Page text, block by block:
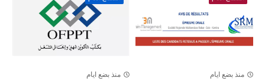
منذ بضع ايام منذ بضع ايام